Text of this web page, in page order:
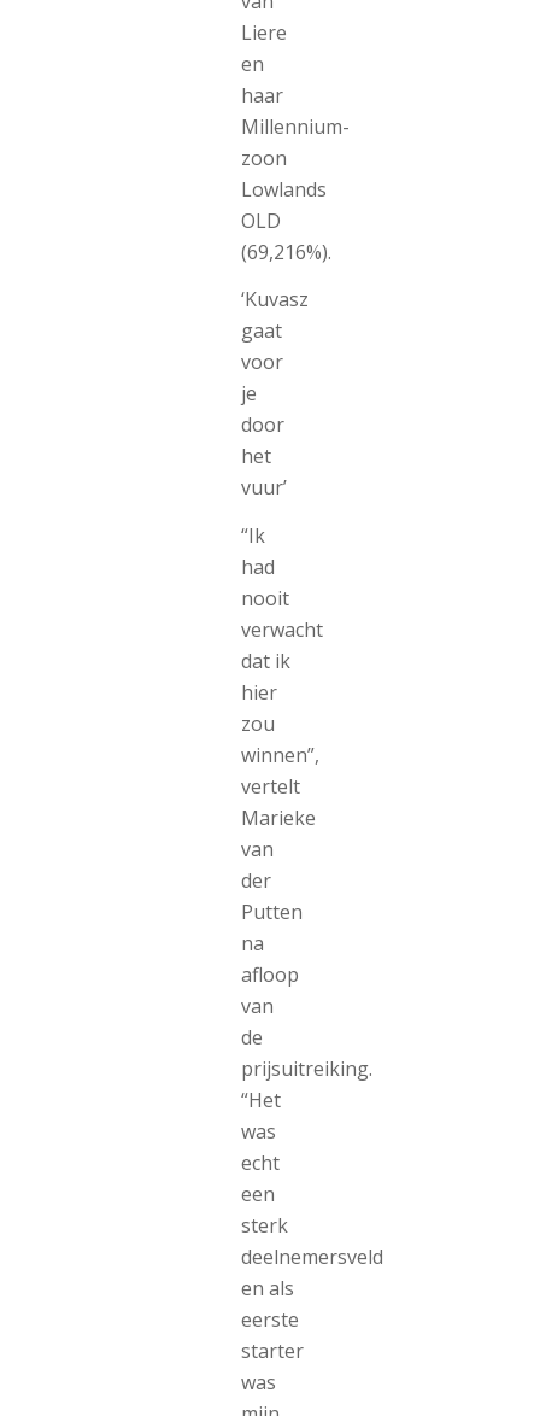
Liere
en
haar
Millennium-
zoon
Lowlands
OLD
(69,216%).
‘Kuvasz
gaat
voor
je
door
het
vuur’
“Ik
had
nooit
verwacht
dat ik
hier
zou
winnen”,
vertelt
Marieke
van
der
Putten
na
afloop
van
de
prijsuitreiking.
“Het
was
echt
een
sterk
deelnemersveld
en als
eerste
starter
was